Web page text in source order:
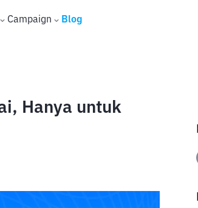
Campaign Blog
Hanya untuk